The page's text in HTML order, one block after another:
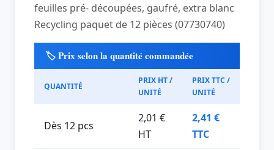
feuilles pré- découpées, gaufré, extra blanc
Recycling paquet de 12 pièces (07730740)
🏷️ Prix selon la quantité commandée
QUANTITÉ
PRIX HT /
UNITÉ
PRIX TTC /
UNITÉ
Dès 12 pcs
2,01 €
HT
2,41 €
TTC